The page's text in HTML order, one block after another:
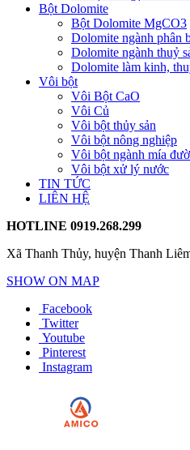
Bột Dolomite
Bột Dolomite MgCO3
Dolomite ngành phân
Dolomite ngành thuỷ
Dolomite làm kinh,
Vôi bột
Vôi Bột CaO
Vôi Củ
Vôi bột thủy sản
Vôi bột nông nghiệp
Vôi bột ngành mía
Vôi bột xử lý nước
TIN TỨC
LIÊN HỆ
HOTLINE 0919.268.299
Xã Thanh Thủy, huyện Thanh
SHOW ON MAP
Facebook
Twitter
Youtube
Pinterest
Instagram